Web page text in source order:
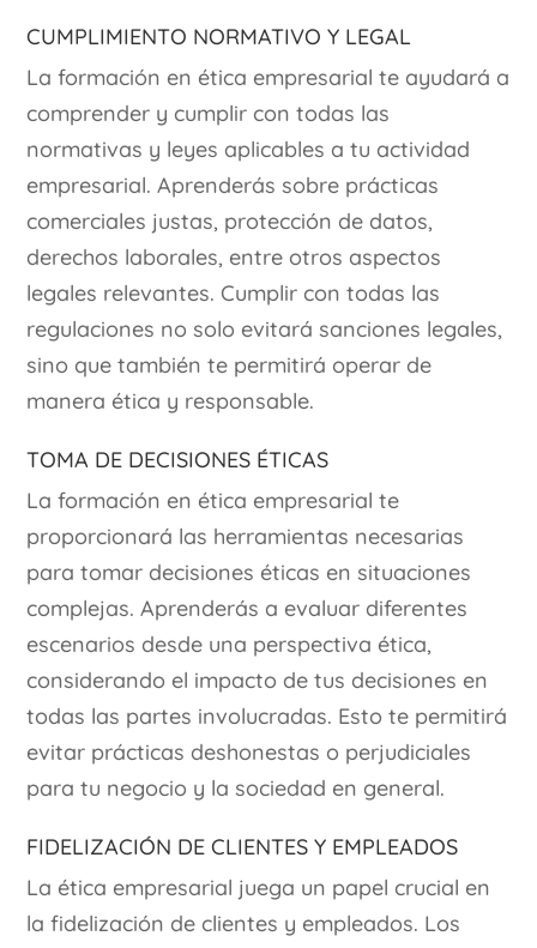
Cumplimiento normativo y legal
La formación en ética empresarial te ayudará a
comprender y cumplir con todas las
normativas y leyes aplicables a tu actividad
empresarial. Aprenderás sobre prácticas
comerciales justas, protección de datos,
derechos laborales, entre otros aspectos
legales relevantes. Cumplir con todas las
regulaciones no solo evitará sanciones legales,
sino que también te permitirá operar de
manera ética y responsable.
Toma de decisiones éticas
La formación en ética empresarial te
proporcionará las herramientas necesarias
para tomar decisiones éticas en situaciones
complejas. Aprenderás a evaluar diferentes
escenarios desde una perspectiva ética,
considerando el impacto de tus decisiones en
todas las partes involucradas. Esto te permitirá
evitar prácticas deshonestas o perjudiciales
para tu negocio y la sociedad en general.
Fidelización de clientes y empleados
La ética empresarial juega un papel crucial en
la fidelización de clientes y empleados. Los